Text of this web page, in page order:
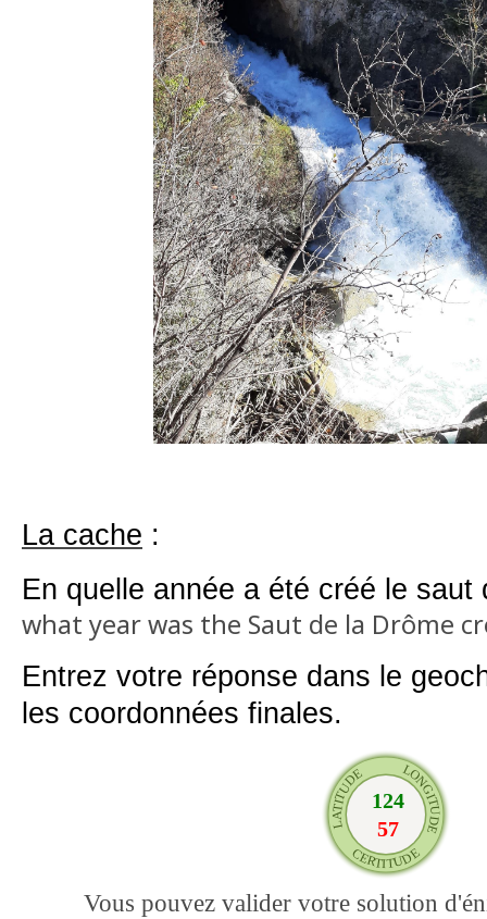
La cache :
En quelle année a été créé le
what year was the Saut de la Drôme
Entrez votre réponse dans le
les coordonnées finales.
Vous pouvez valider votre solution